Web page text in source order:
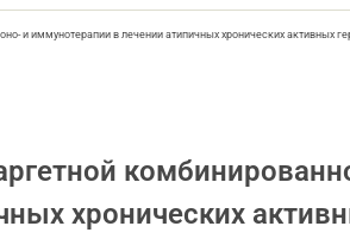
и иммунотерапии в лечении атипичных хронических активных
хронических